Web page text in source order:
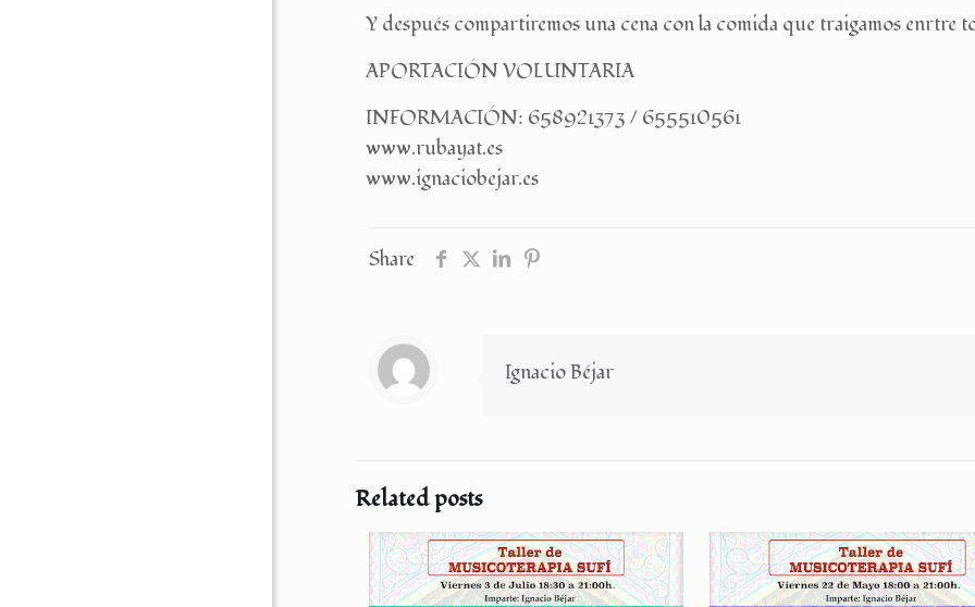
Y después compartiremos una cena con la comida que traigamos enrtre
APORTACIÓN VOLUNTARIA
INFORMACIÓN: 658921373 / 655510561
www.rubayat.es
www.ignaciobejar.es
Share
Ignacio Béjar
Related posts